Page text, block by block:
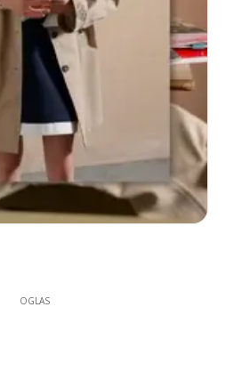
OGLAS